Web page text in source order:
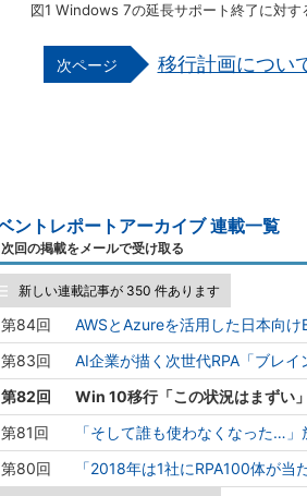
図1 Windows 7の延長サポート終了に対
移行計画につい
ントレポートアーカイブ 連載一覧
次回の掲載をメールで受け取る
新しい連載記事が 350 件あります
84
AWSとAzureを活用した日本向
83
AI企業が描く次世代RPA「ブレイ
82
Win 10移行「この状況はまずい
81
「そして誰も使わなくなった…
80
「2018年は1社にRPA100体が